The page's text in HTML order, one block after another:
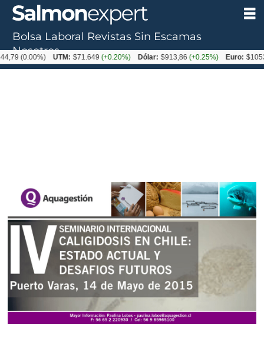
Bolsa Laboral Revistas Sin Escamas
Nosotros
UTM: $71.649(+0.20%) Dólar: $913,86(+0.25%) Euro: $1053,08 (-